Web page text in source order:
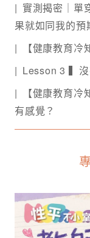
實測揭密｜單
果就如同我的
【健康教育
Lesson 3 ▍沒
【健康教育
有感覺？